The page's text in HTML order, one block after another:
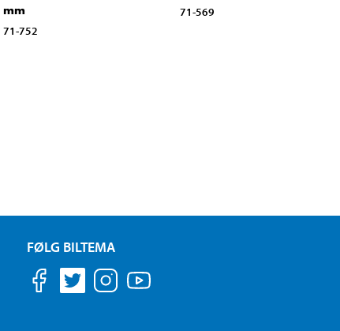
mm
71-752
71-569
FØLG BILTEMA